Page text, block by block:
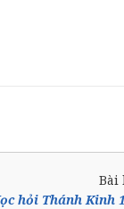
Bài
hỏi Thánh Kinh